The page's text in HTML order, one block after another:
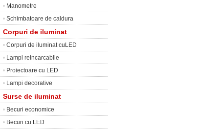
• Manometre
• Schimbatoare de caldura
Corpuri de iluminat
• Corpuri de iluminat cuLED
• Lampi reincarcabile
• Proiectoare cu LED
• Lampi decorative
Surse de iluminat
• Becuri economice
• Becuri cu LED